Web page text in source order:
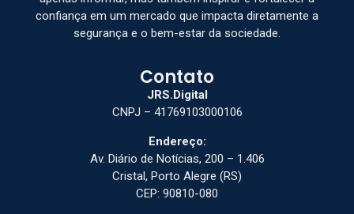
confiança em um mercado que impacta diretamente a
segurança e o bem-estar da sociedade.
Contato
JRS.Digital
CNPJ – 41769103000106
Endereço:
Av. Diário de Notícias, 200 – 1.406
Cristal, Porto Alegre (RS)
CEP: 90810-080